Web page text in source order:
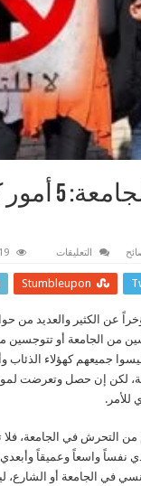
التحرش
التعليقات
في
الجامعة:
كفيلة
المتحرش
درساً
لن
ينساه
319
Stumbleupon
عن الكثير والعديد من
من الجامعة أو تتوجسين
جميعهم كهؤلاء الذئاب
لكن إن حصل وتعرضت
للأمر.
من التحرش في الجامعة،
نفساً واسعاً وعميقاً
في الجامعة أو الشارع،